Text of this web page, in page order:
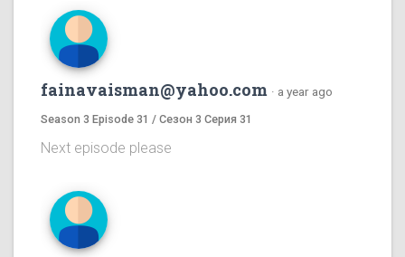
fainavaisman@yahoo.com · a year ago
Season 3 Episode 31 / Сезон 3 Серия 31
Next episode please